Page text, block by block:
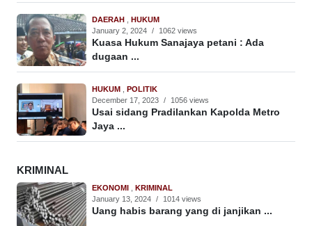
DAERAH , HUKUM
January 2, 2024 / 1062 views
Kuasa Hukum Sanajaya petani : Ada
dugaan ...
HUKUM , POLITIK
December 17, 2023 / 1056 views
Usai sidang Pradilankan Kapolda Metro
Jaya ...
KRIMINAL
EKONOMI , KRIMINAL
January 13, 2024 / 1014 views
Uang habis barang yang di janjikan ...